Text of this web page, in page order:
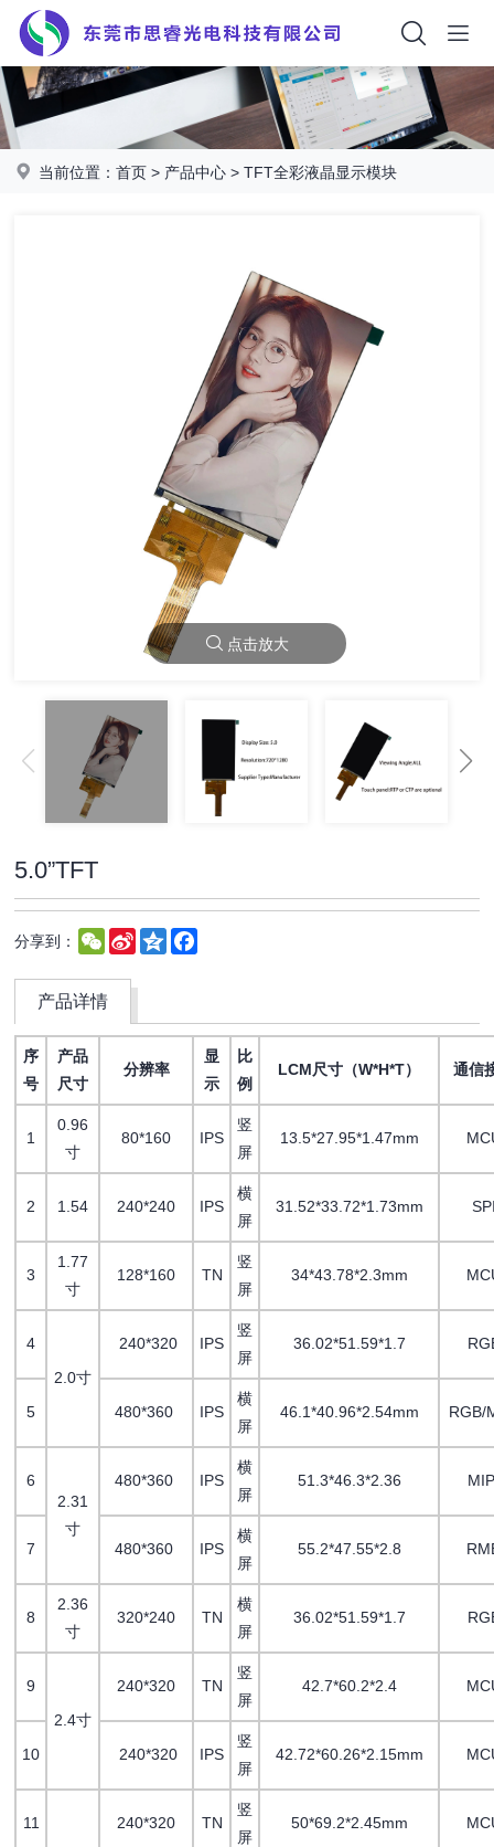
当前位置：首页 > 产品中心 >TFT全彩液晶显示模块
点击放大
5.0”TFT
分享到： WeChat
Sina
Weibo
Qzone
产品详情
序
号
产品
尺寸
分辨率
显
示
比
例
LCM尺寸（W*H*T） 通信
1
0.96
寸
80*160 IPS
竖
屏
13.5*27.95*1.47mm
2 1.54 240*240 IPS
横
屏
31.52*33.72*1.73mm
3
1.77
寸
128*160 TN
竖
屏
34*43.78*2.3mm
4
2.0寸
240*320 IPS
竖
屏
36.02*51.59*1.7
5 480*360 IPS
横
屏
46.1*40.96*2.54mm RGB/
6
2.31
寸
480*360 IPS
横
屏
51.3*46.3*2.36
7 480*360 IPS
横
屏
55.2*47.55*2.8
8
2.36
寸
320*240 TN
横
屏
36.02*51.59*1.7
9
2.4寸
240*320 TN
竖
屏
42.7*60.2*2.4
10 240*320 IPS
竖
屏
42.72*60.26*2.15mm
11 240*320 TN
竖
屏
50*69.2*2.45mm